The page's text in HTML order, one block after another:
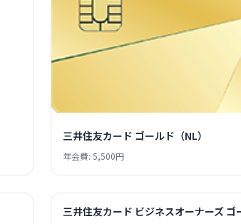
三井住友カード ゴールド（NL）
年会費: 5,500円
三井住友カード ビジネスオーナーズ ゴ